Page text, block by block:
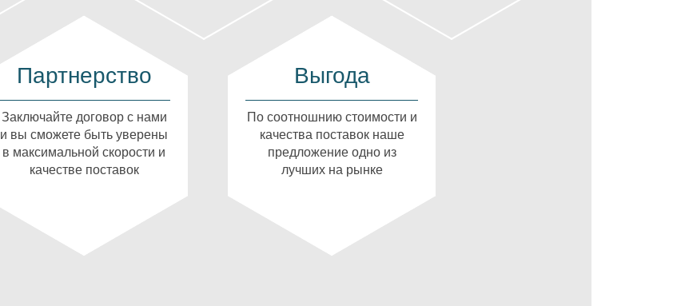
Партнерство
Заключайте договор с нами
и вы сможете быть уверены
в максимальной скорости и
качестве поставок
Выгода
По соотношнию стоимости и
качества поставок наше
предложение одно из
лучших на рынке